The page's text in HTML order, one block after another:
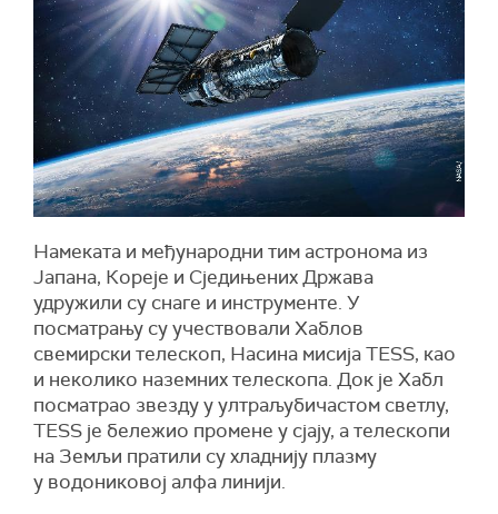
Намеката и међународни тим астронома из
Јапана, Кореје и Сједињених Држава
удружили су снаге и инструменте. У
посматрању су учествовали Хаблов
свемирски телескоп, Насина мисија TESS, као
и неколико наземних телескопа. Док је Хабл
посматрао звезду у ултраљубичастом светлу,
TESS је бележио промене у сјају, а телескопи
на Земљи пратили су хладнију плазму
у водониковој алфа линији.